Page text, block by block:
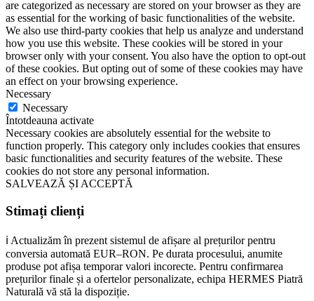
are categorized as necessary are stored on your browser as they are
as essential for the working of basic functionalities of the website.
We also use third-party cookies that help us analyze and understand
how you use this website. These cookies will be stored in your
browser only with your consent. You also have the option to opt-out
of these cookies. But opting out of some of these cookies may have
an effect on your browsing experience.
Necessary
Necessary
Întotdeauna activate
Necessary cookies are absolutely essential for the website to
function properly. This category only includes cookies that ensures
basic functionalities and security features of the website. These
cookies do not store any personal information.
SALVEAZĂ ȘI ACCEPTĂ
Stimați clienți
ℹ️ Actualizăm în prezent sistemul de afișare al prețurilor pentru
conversia automată EUR–RON. Pe durata procesului, anumite
produse pot afișa temporar valori incorecte. Pentru confirmarea
prețurilor finale și a ofertelor personalizate, echipa HERMES Piatră
Naturală vă stă la dispoziție.